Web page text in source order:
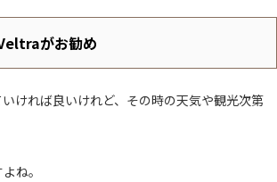
がお勧め
ければ良いけれど、その時の天気や観光次第
ね。